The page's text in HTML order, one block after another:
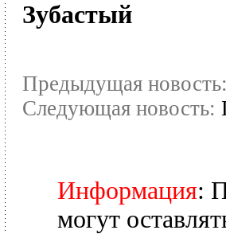
Зубастый
Предыдущая новость:
Следующая новость:
Информация:
могут